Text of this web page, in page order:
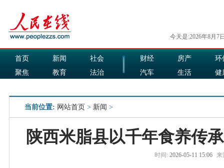
今天是:2026年8月7
首页 新闻
社会
聚焦
教育
法治
财经 房产
环
汽车
生活
健
当前位置: 网站首页 > 新闻 >
陕西米脂县以千年食养传
时间: 2026-05-11 15:06 来